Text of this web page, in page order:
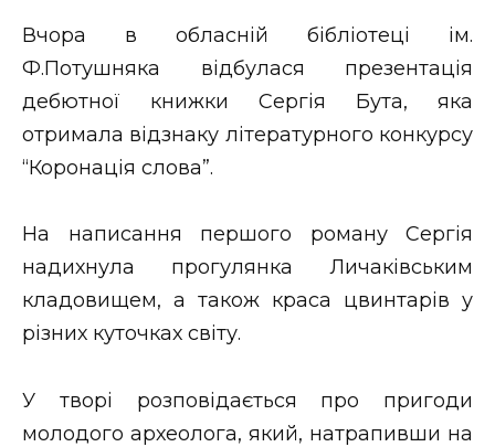
ЗАКАРПАТСЬКІ НОВИНИ
НОВИНИ ЗАХІДНОЇ УКРАЇНИ
ФОТО
Вчора в обласній бібліотеці ім.
Ф.Потушняка відбулася презентація
дебютної книжки Сергія Бута, яка
отримала відзнаку літературного конкурсу
“Коронація слова”.
На написання першого роману Сергія
надихнула прогулянка Личаківським
кладовищем, а також краса цвинтарів у
різних куточках світу.
У творі розповідається про пригоди
молодого археолога, який, натрапивши на